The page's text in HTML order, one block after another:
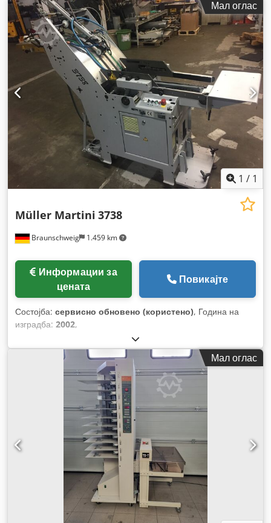
Мал оглас
1 / 1
Braunschweig 1.459 km
Müller Martini 3738
цената
Повикајте
Состојба: сервисно обновено (користено), Година на
изградба: 2002,
Мал оглас